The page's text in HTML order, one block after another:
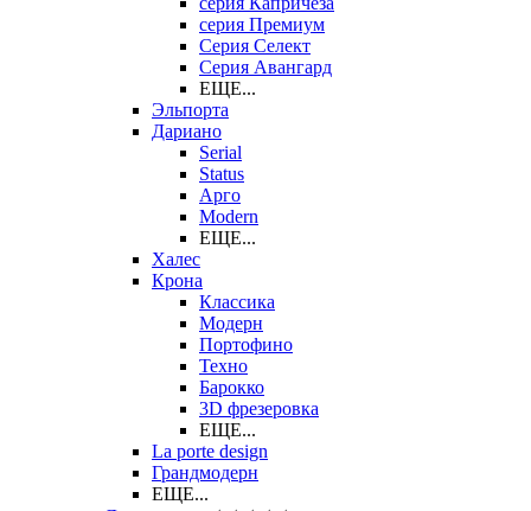
серия Премиум
Серия Селект
Серия Авангард
ЕЩЕ...
Эльпорта
Дариано
Serial
Status
Арго
Modern
ЕЩЕ...
Халес
Крона
Классика
Модерн
Портофино
Техно
Барокко
3D фрезеровка
ЕЩЕ...
La porte design
Грандмодерн
ЕЩЕ...